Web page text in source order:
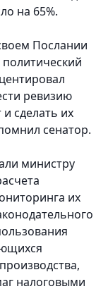
на 65%.
Послании
политический
ревизию
сделать их
сенатор.
министру
их
налоговыми